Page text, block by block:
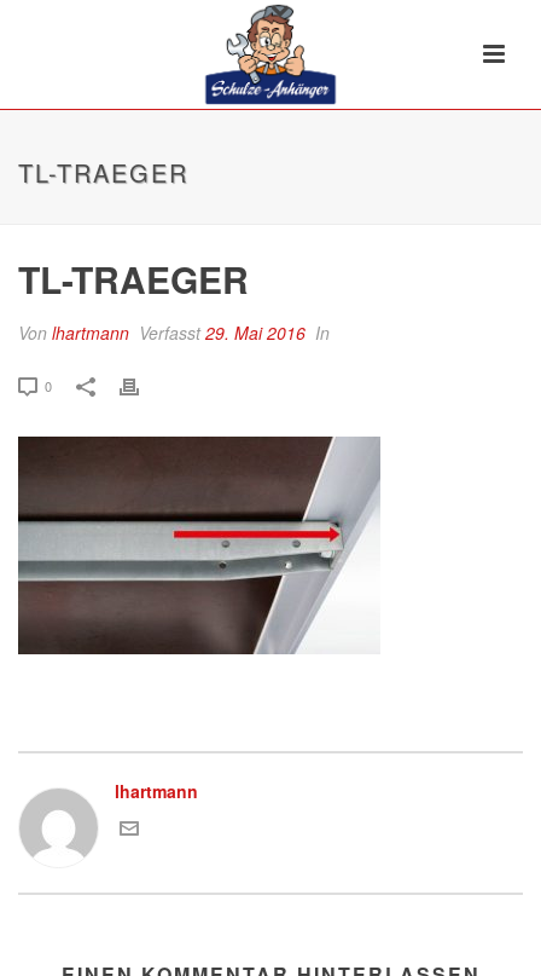
TL-TRAEGER
TL-TRAEGER
Von lhartmann Verfasst29. Mai 2016 In
0
lhartmann